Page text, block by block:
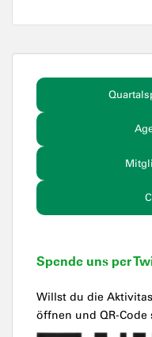
Spende uns per
Willst du die
öffnen und QR-Code